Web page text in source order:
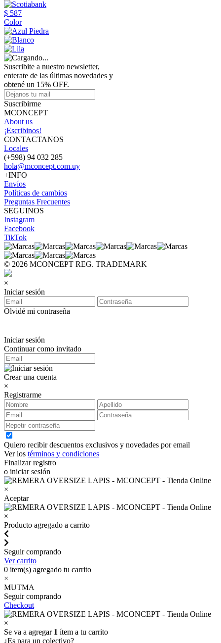
$ 587
Color
Suscribite a nuestro newsletter,
enterate de las últimas novedades y
obtené un 15% OFF.
Suscribirme
MCONCEPT
About us
¡Escribinos!
CONTACTANOS
Locales
(+598) 94 032 285
hola@mconcept.com.uy
+INFO
Envíos
Políticas de cambios
Preguntas Frecuentes
SEGUINOS
Instagram
Facebook
TikTok
© 2026 MCONCEPT REG. TRADEMARK
×
Iniciar sesión
Olvidé mi contraseña
Iniciar sesión
Continuar como invitado
Crear una cuenta
×
Registrarme
Quiero recibir descuentos exclusivos y novedades por email
Ver los términos y condiciones
Finalizar registro
o iniciar sesión
×
Aceptar
×
Producto agregado a carrito
Seguir comprando
Ver carrito
0 item(s) agregado tu carrito
×
MUTMA
Seguir comprando
Checkout
×
Se va a agregar 1 ítem a tu carrito
¿Es para un colectivo?